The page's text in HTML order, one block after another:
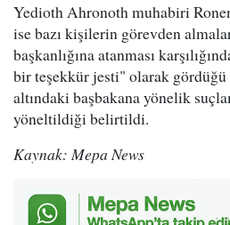
Yedioth Ahronoth muhabiri
ise bazı kişilerin görevden
başkanlığına atanması
bir teşekkür jesti" olarak gördüğü
altındaki başbakana yönelik
yöneltildiği belirtildi.
Kaynak: Mepa News